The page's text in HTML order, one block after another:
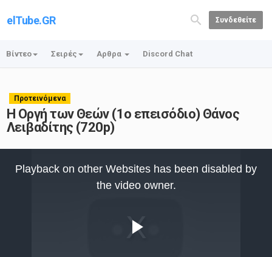
elTube.GR Συνδεθείτε
Βίντεο Σειρές Αρθρα Discord Chat
Προτεινόμενα
Η Οργή των Θεών (1ο επεισόδιο) Θάνος
Λειβαδίτης (720p)
Playback on other Websites has been disabled by
the video owner.